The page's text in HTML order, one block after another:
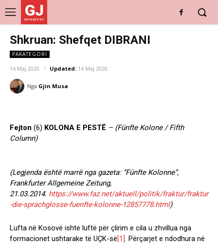
GJ
DRITARE E RE
Shkruan: Shefqet DIBRANI
PAKATEGORI
14 Maj 2020 Updated: 14 Maj 2020
Nga Gjin Musa
Fejton (6) KOLONA E PESTË – (Fünfte Kolone / Fifth
Column)
(Legjenda është marrë nga gazeta: “Fünfte Kolonne”,
Frankfurter Allgemeine Zeitung,
21.03.2014. https://www.faz.net/aktuell/politik/fraktur/fraktur
-die-sprachglosse-fuenfte-kolonne-12857778.html)
Lufta në Kosovë ishte luftë për çlirim e cila u zhvillua nga
formacionet ushtarake të UÇK-së[1]. Përçarjet e ndodhura në